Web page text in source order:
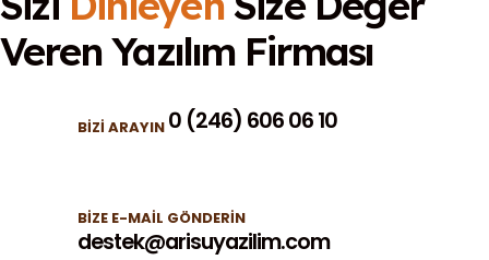
VerenYazılım Firması
BIZI ARAYIN 0 (246) 606 06 10
BIZE E-MAIL GÖNDERIN
destek@arisuyazilim.com